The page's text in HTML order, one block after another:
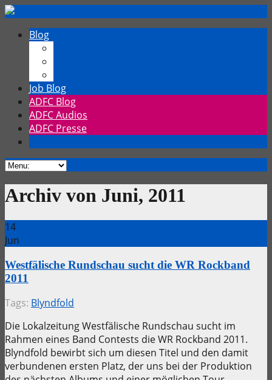
Blog
Job Blog
ADFC Blog
ADFC Audios
ADFC Presse
Archiv von Juni, 2011
14
Jun
Westfälische Rundschau sucht die WR Rockband
2011
Tags: Blyndfold
Die Lokalzeitung Westfälische Rundschau sucht im
Rahmen eines Band Contests die WR Rockband 2011.
Blyndfold bewirbt sich um diesen Titel und den damit
verbundenen ersten Platz, der uns bei der Produktion